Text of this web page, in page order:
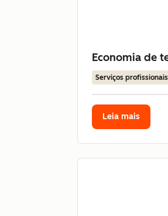
Economia de
Serviços profissionais
Leia mais